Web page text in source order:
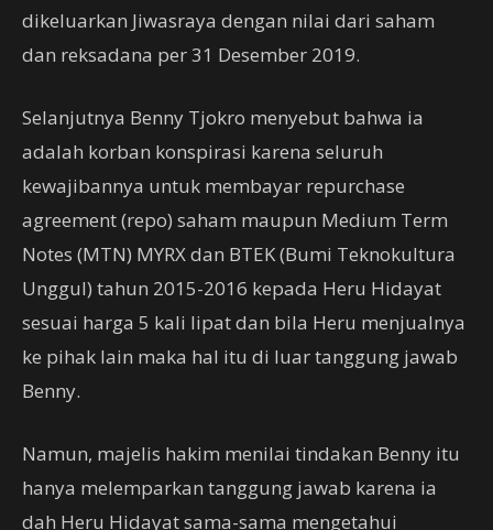
dikeluarkan Jiwasraya dengan nilai dari saham
dan reksadana per 31 Desember 2019.
Selanjutnya Benny Tjokro menyebut bahwa ia
adalah korban konspirasi karena seluruh
kewajibannya untuk membayar repurchase
agreement (repo) saham maupun Medium Term
Notes (MTN) MYRX dan BTEK (Bumi Teknokultura
Unggul) tahun 2015-2016 kepada Heru Hidayat
sesuai harga 5 kali lipat dan bila Heru menjualnya
ke pihak lain maka hal itu di luar tanggung jawab
Benny.
Namun, majelis hakim menilai tindakan Benny itu
hanya melemparkan tanggung jawab karena ia
dah Heru Hidayat sama-sama mengetahui